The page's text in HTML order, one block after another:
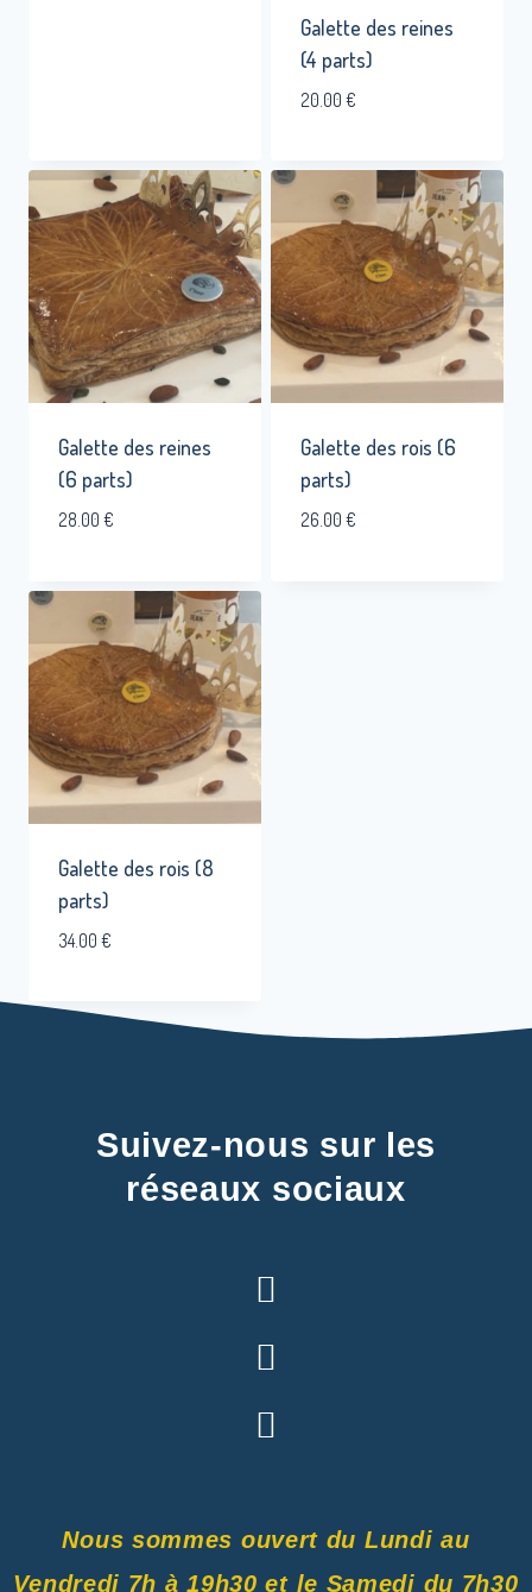
Galette des reines
(4 parts)
20.00 €
Galette des reines
(6 parts)
28.00 €
Galette des rois (6
parts)
26.00 €
Galette des rois (8
parts)
34.00 €
Suivez-nous sur les
réseaux sociaux
Nous sommes ouvert du Lundi au
Vendredi 7h à 19h30 et le Samedi du 7h30